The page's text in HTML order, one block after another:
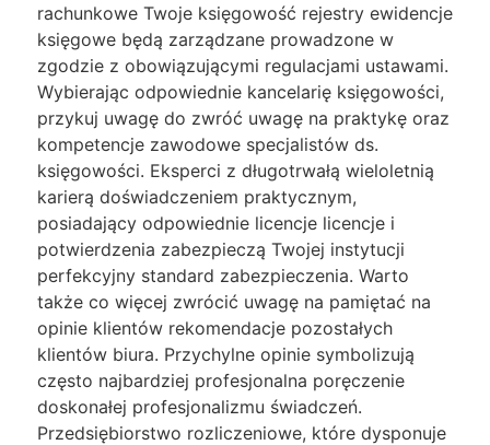
rachunkowe Twoje księgowość rejestry ewidencje
księgowe będą zarządzane prowadzone w
zgodzie z obowiązującymi regulacjami ustawami.
Wybierając odpowiednie kancelarię księgowości,
przykuj uwagę do zwróć uwagę na praktykę oraz
kompetencje zawodowe specjalistów ds.
księgowości. Eksperci z długotrwałą wieloletnią
karierą doświadczeniem praktycznym,
posiadający odpowiednie licencje licencje i
potwierdzenia zabezpieczą Twojej instytucji
perfekcyjny standard zabezpieczenia. Warto
także co więcej zwrócić uwagę na pamiętać na
opinie klientów rekomendacje pozostałych
klientów biura. Przychylne opinie symbolizują
często najbardziej profesjonalna poręczenie
doskonałej profesjonalizmu świadczeń.
Przedsiębiorstwo rozliczeniowe, które dysponuje